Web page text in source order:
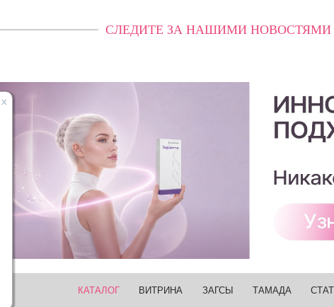
СЛЕДИТЕ ЗА НАШИМИ НОВОСТЯМИ
КАТАЛОГ ВИТРИНА ЗАГСЫ ТАМАДА